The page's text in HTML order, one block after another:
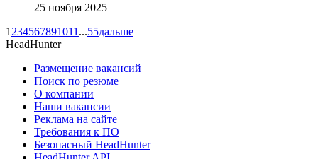
25 ноября 2025
1 234567891011 ...55дальше
HeadHunter
Размещение вакансий
Поиск по резюме
О компании
Наши вакансии
Реклама на сайте
Требования к ПО
Безопасный HeadHunter